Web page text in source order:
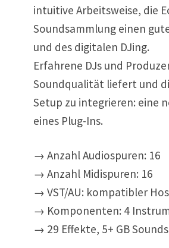
intuitive Arbeitsweise, die
Soundsammlung einen
und des digitalen DJing.
Erfahrene DJs und
Soundqualität liefert und
Setup zu integrieren: eine
eines Plug-Ins.
→ Anzahl Audiospuren: 16
→ Anzahl Midispuren: 16
→ VST/AU: kompatibler
→ Komponenten: 4
→ 29 Effekte, 5+ GB Sounds